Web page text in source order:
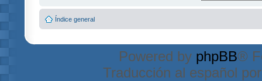
Índice general
Powered by phpBB®
Traducción al español